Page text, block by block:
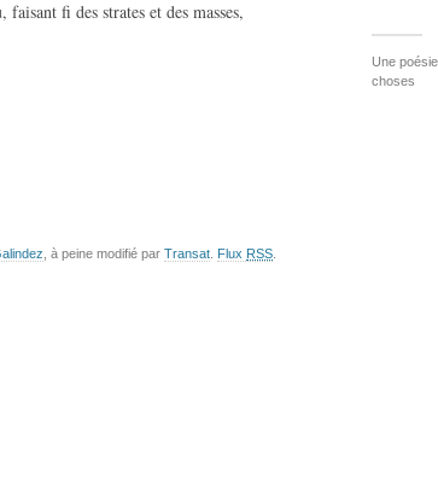
fi des strates et des masses,
Une
choses
, à peine modifié par Transat Flux RSS